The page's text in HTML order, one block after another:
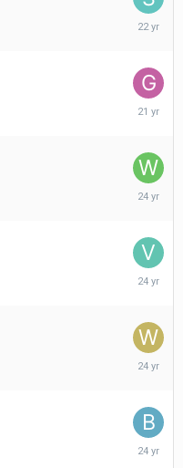
19.
8.
6.
17.
5.
29.